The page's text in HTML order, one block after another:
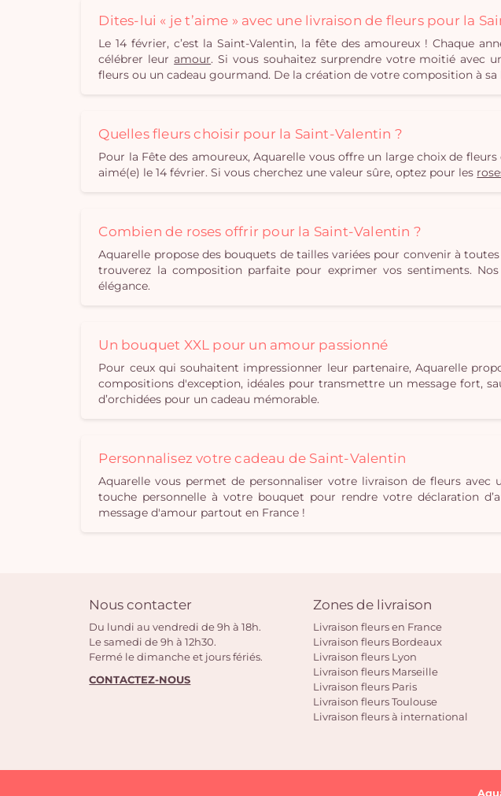
Dites-lui « je t’aime » avec une livraison de fleurs pour la
Le 14 février, c’est la Saint-Valentin, la fête des amoureux ! Chaque
célébrer leuramour. Si vous souhaitez surprendre votre moitié avec
fleurs ou un cadeau gourmand. De la création de votre composition à sa
Quelles fleurs choisir pour la Saint-Valentin ?
Pour la Fête des amoureux, Aquarelle vous offre un large choix de
aimé(e) le 14 février. Si vous cherchez une valeur sûre, optez pour les
Combien de roses offrir pour la Saint-Valentin ?
Aquarelle propose des bouquets de tailles variées pour convenir à
trouverez la composition parfaite pour exprimer vos sentiments. Nos
élégance.
Un bouquet XXL pour un amour passionné
Pour ceux qui souhaitent impressionner leur partenaire, Aquarelle
compositions d'exception, idéales pour transmettre un message fort,
d’orchidées pour un cadeau mémorable.
Personnalisez votre cadeau de Saint-Valentin
Aquarelle vous permet de personnaliser votre livraison de fleurs
touche personnelle à votre bouquet pour rendre votre déclaration
message d'amour partout en France !
Nous contacter
Du lundi au vendredi de 9h à 18h.
Le samedi de 9h à 12h30.
Fermé le dimanche et jours fériés.
CONTACTEZ-NOUS
Zones de livraison
Livraison fleurs en France
Livraison fleurs Bordeaux
Livraison fleurs Lyon
Livraison fleurs Marseille
Livraison fleurs Paris
Livraison fleurs Toulouse
Livraison fleurs à international